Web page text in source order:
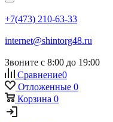
+7(473) 210-63-33
internet@shintorg48.ru
Звоните с 8:00 до 19:00
Сравнение0
Отложенные 0
Корзина 0